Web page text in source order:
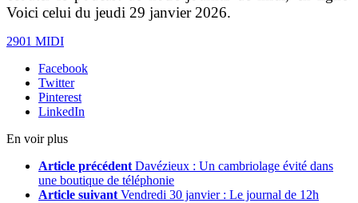
Voici celui du jeudi 29 janvier 2026.
2901 MIDI
Facebook
Twitter
Pinterest
LinkedIn
En voir plus
Article précédent Davézieux : Un cambriolage évité dans
une boutique de téléphonie
Article suivant Vendredi 30 janvier : Le journal de 12h